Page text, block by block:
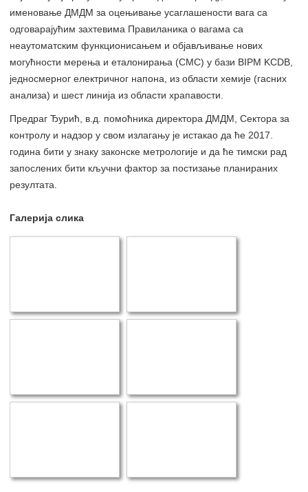
именовање ДМДМ за оцењивање усаглашености вага са
одговарајућим захтевима Правиланика о вагама са
неаутоматским функционисањем и објављивање нових
могућности мерења и еталонирања (CMC) у бази BIPM KCDB,
једносмерног електричног напона, из области хемије (гасних
анализа) и шест линија из области храпавости.
Предраг Ђурић, в.д. помоћника директора ДМДМ, Сектора за
контролу и надзор у свом излагању је истакао да ће 2017.
година бити у знаку законске метрологије и да ће тимски рад
запослених бити кључни фактор за постизање планираних
резултата.
Галерија слика